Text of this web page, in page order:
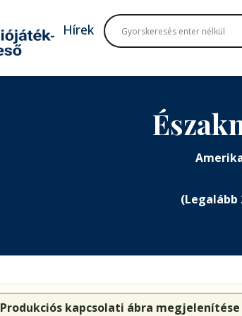
Hírek
Produkciós kapcsolati ábra megjelenítése